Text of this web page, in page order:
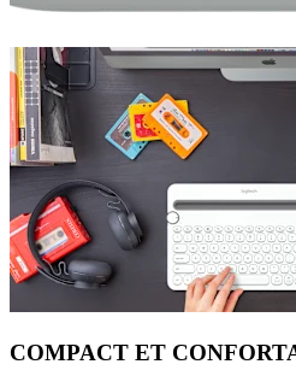
COMPACT ET